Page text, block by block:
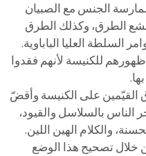
الجنس مع الصبيان
الطرق، وكذلك الطرق
السلطة العليا الباباوية.
للكنيسة لأنهم فقدوا
القيّمين على الكنيسة وأقضّ
بالسلاسل والقيود،
والكلام الهين اللين.
خلال تصحيح هذا الوضع